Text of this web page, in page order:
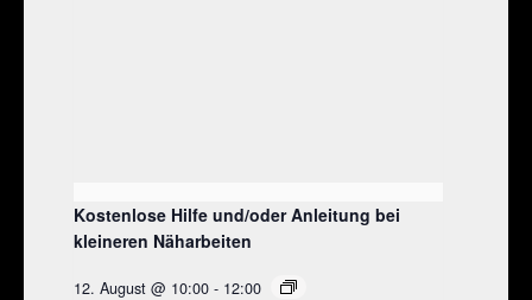
Kostenlose Hilfe und/oder Anleitung bei
kleineren Näharbeiten
12. August @ 10:00 - 12:00